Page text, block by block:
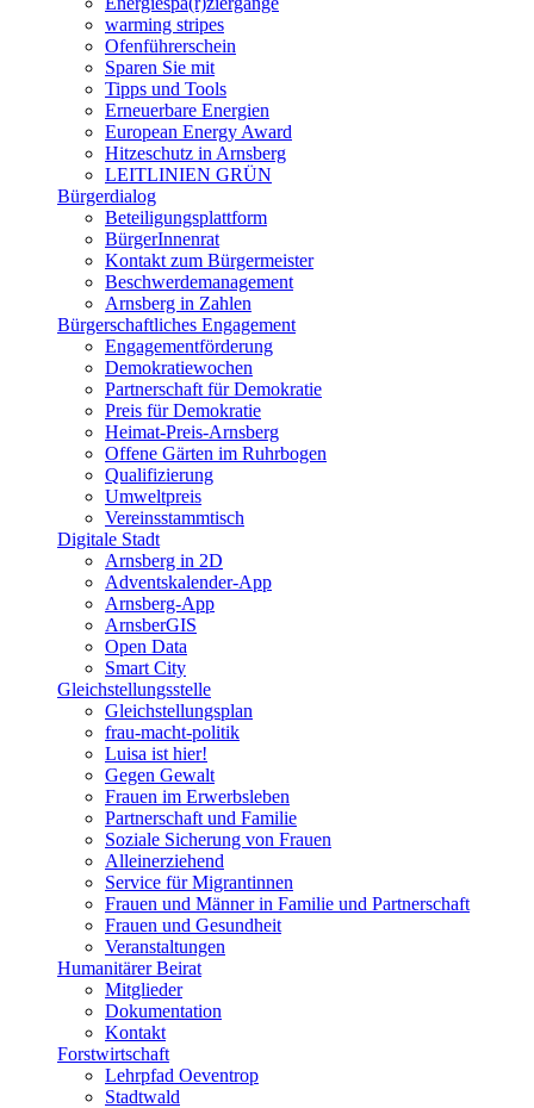
warming stripes
Ofenführerschein
Sparen Sie mit
Tipps und Tools
Erneuerbare Energien
European Energy Award
Hitzeschutz in Arnsberg
LEITLINIEN GRÜN
Bürgerdialog
Beteiligungsplattform
BürgerInnenrat
Kontakt zum Bürgermeister
Beschwerdemanagement
Arnsberg in Zahlen
Bürgerschaftliches Engagement
Engagementförderung
Demokratiewochen
Partnerschaft für Demokratie
Preis für Demokratie
Heimat-Preis-Arnsberg
Offene Gärten im Ruhrbogen
Qualifizierung
Umweltpreis
Vereinsstammtisch
Digitale Stadt
Arnsberg in 2D
Adventskalender-App
Arnsberg-App
ArnsberGIS
Open Data
Smart City
Gleichstellungsstelle
Gleichstellungsplan
frau-macht-politik
Luisa ist hier!
Gegen Gewalt
Frauen im Erwerbsleben
Partnerschaft und Familie
Soziale Sicherung von Frauen
Alleinerziehend
Service für Migrantinnen
Frauen und Männer in Familie und Partnerschaft
Frauen und Gesundheit
Veranstaltungen
Humanitärer Beirat
Mitglieder
Dokumentation
Kontakt
Forstwirtschaft
Lehrpfad Oeventrop
Stadtwald